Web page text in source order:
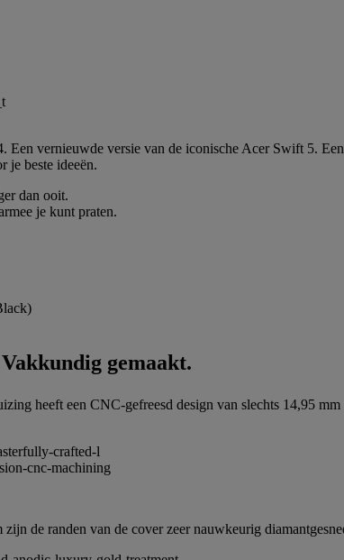
Een vernieuwde versie van de iconische Acer Swift 5.
je beste ideeën.
dan ooit.
je kunt praten.
gemaakt.
heeft een CNC-gefreesd design van slechts 14,95 mm
de randen van de cover zeer nauwkeurig